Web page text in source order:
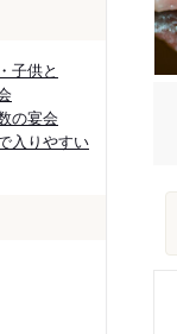
子供と
の宴会
入りやすい